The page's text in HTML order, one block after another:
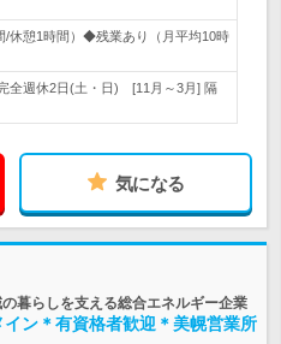
/休憩1時間）◆残業あり（月平均10時
全週休2日(土・日) [11月～3月] 隔
気になる
暮らしを支える総合エネルギー企業
イン＊有資格者歓迎＊美幌営業所